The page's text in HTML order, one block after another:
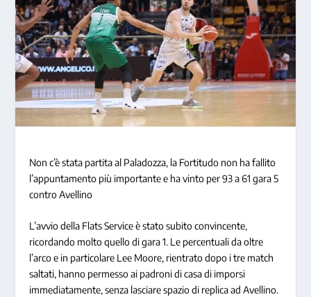
Non c’è stata partita al Paladozza, la Fortitudo non ha fallito
l’appuntamento più importante e ha vinto per 93 a 61 gara 5
contro Avellino
L’avvio della Flats Service è stato subito convincente,
ricordando molto quello di gara 1. Le percentuali da oltre
l’arco e in particolare Lee Moore, rientrato dopo i tre match
saltati, hanno permesso ai padroni di casa di imporsi
immediatamente, senza lasciare spazio di replica ad Avellino.